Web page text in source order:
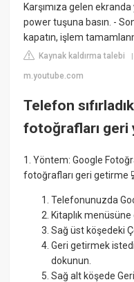
Karşımıza gelen
power tuşuna basın. -
kapatın, işlem
Kaynak kaldırma talebi
m.youtube.com
Telefon
fotoğrafları geri
1. Yöntem: Google
fotoğrafları geri getirme
Telefonunuzda
Kitaplık menüsüne
Sağ üst köşedeki
Geri getirmek
dokunun.
Sağ alt köşede